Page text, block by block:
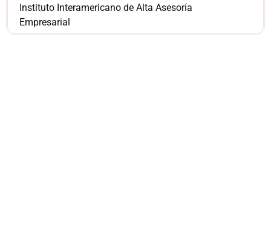
Instituto Interamericano de Alta Asesoría
Empresarial